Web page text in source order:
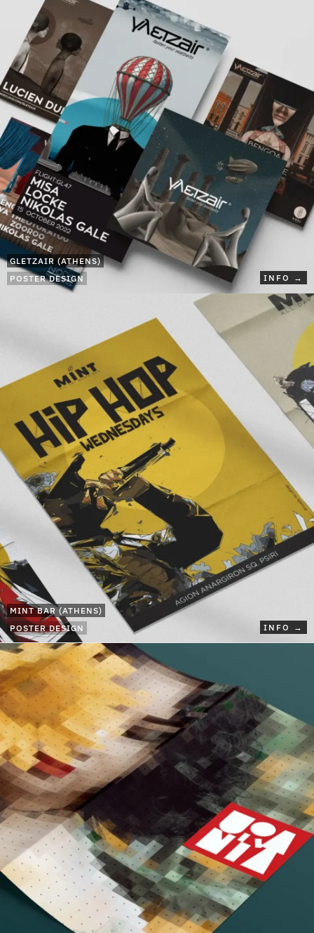
GLETZAIR (ATHENS)
INFO →
POSTER DESIGN
MINT BAR (ATHENS)
POSTER DESIGN
INFO →